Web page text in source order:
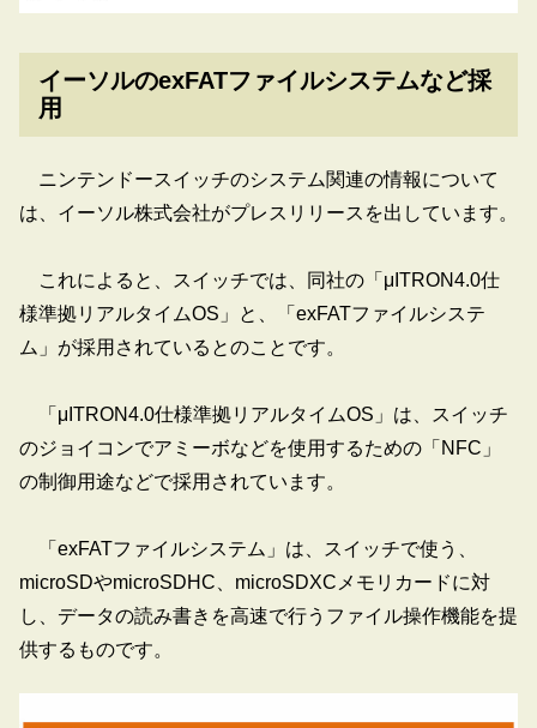
イーソルのexFATファイルシステムなど採
用
ニンテンドースイッチのシステム関連の情報について
は、イーソル株式会社がプレスリリースを出しています。
これによると、スイッチでは、同社の「μITRON4.0仕
様準拠リアルタイムOS」と、「exFATファイルシステ
ム」が採用されているとのことです。
「μITRON4.0仕様準拠リアルタイムOS」は、スイッチ
のジョイコンでアミーボなどを使用するための「NFC」
の制御用途などで採用されています。
「exFATファイルシステム」は、スイッチで使う、
microSDやmicroSDHC、microSDXCメモリカードに対
し、データの読み書きを高速で行うファイル操作機能を提
供するものです。